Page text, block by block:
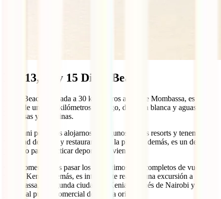
Día 13, 14 y 15 Diani Beach
Diani Beach, ubicada a 30 kilómetros al sur de Mombassa, es una
playa de unos 25 kilómetros de largo, de arena blanca y aguas
turquesas y cristalinas.
En Diani podemos alojarnos en algunos de sus resorts y tenemos
variedad de bares y restaurantes en la playa. Además, es un destino
perfecto para practicar deportes de viento.
Os recomendamos pasar los tres últimos días completos de vuestro
viaje a Kenia, además, es interesante realizar una excursión a
Mombassa, la segunda ciudad de Kenia después de Nairobi y el
principal puerto comercial de África oriental.